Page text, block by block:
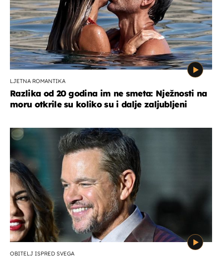
LJETNA ROMANTIKA
Razlika od 20 godina im ne smeta: Nježnosti na
moru otkrile su koliko su i dalje zaljubljeni
OBITELJ ISPRED SVEGA